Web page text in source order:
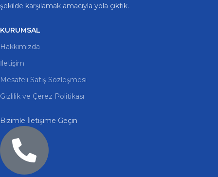
şekilde karşılamak amacıyla yola çıktık.
KURUMSAL
Hakkımızda
İletişim
Mesafeli Satış Sözleşmesi
Gizlilik ve Çerez Politikası
Bizimle İletişime Geçin